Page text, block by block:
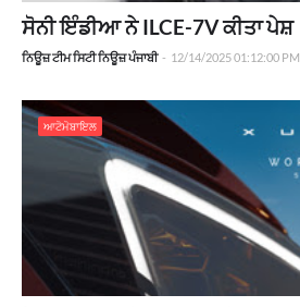
ਸੋਨੀ ਇੰਡੀਆ ਨੇ ILCE-7V ਕੀਤਾ ਪੇਸ਼
ਨਿਊਜ਼ ਟੀਮ ਸਿਟੀ ਨਿਊਜ਼ ਪੰਜਾਬੀ - 12/14/2025 01:12:00 PM
ਆਟੋਮੋਬਾਇਲ